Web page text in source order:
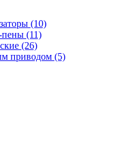
(10)
пены (11)
(26)
приводом (5)